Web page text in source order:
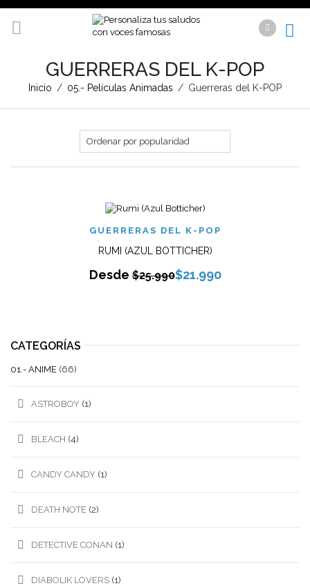
GUERRERAS DEL K-POP
Inicio / 05.- Películas Animadas / Guerreras del K-POP
GUERRERAS DEL K-POP
RUMI (AZUL BOTTICHER)
Desde$25.990$21.990
CATEGORÍAS
01.- ANIME (66)
ASTROBOY (1)
BLEACH (4)
CANDY CANDY (1)
DEATH NOTE (2)
DETECTIVE CONAN (1)
DIABOLIK LOVERS (1)